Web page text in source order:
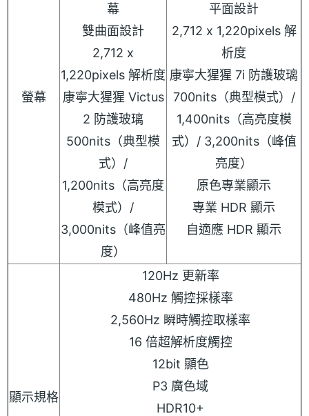
螢幕
幕
雙曲面設計
2,712 x
1,220pixels 解析度
康寧大猩猩 Victus
2 防護玻璃
500nits（典型模
式）/
1,200nits（高亮度
模式）/
3,000nits（峰值亮
度）
平面設計
2,712 x 1,220pixels 解
析度
康寧大猩猩 7i 防護玻璃
700nits（典型模式）/
1,400nits（高亮度模
式）/ 3,200nits（峰值
亮度）
原色專業顯示
專業 HDR 顯示
自適應 HDR 顯示
顯示規格
120Hz 更新率
480Hz 觸控採樣率
2,560Hz 瞬時觸控取樣率
16 倍超解析度觸控
12bit 顯色
P3 廣色域
HDR10+